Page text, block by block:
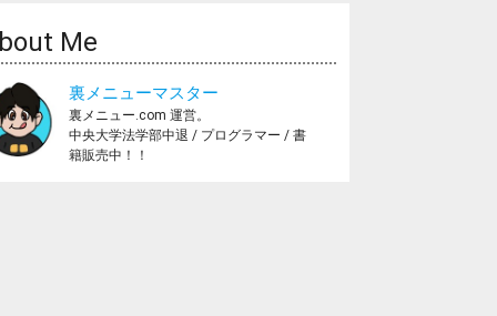
Me
裏メニューマスター
裏メニュー.com 運営。
中央大学法学部中退 / プログラマー / 書
籍販売中！！